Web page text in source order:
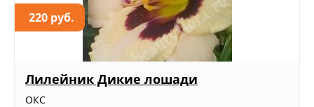
220 руб.
Лилейник Дикие лошади
ОКС